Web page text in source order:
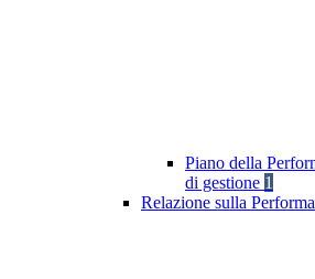
Piano della
di gestione 1
Relazione sulla